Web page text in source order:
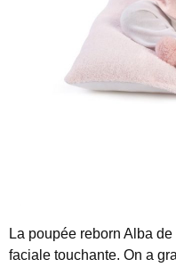
La poupée reborn Alba
faciale touchante. On a